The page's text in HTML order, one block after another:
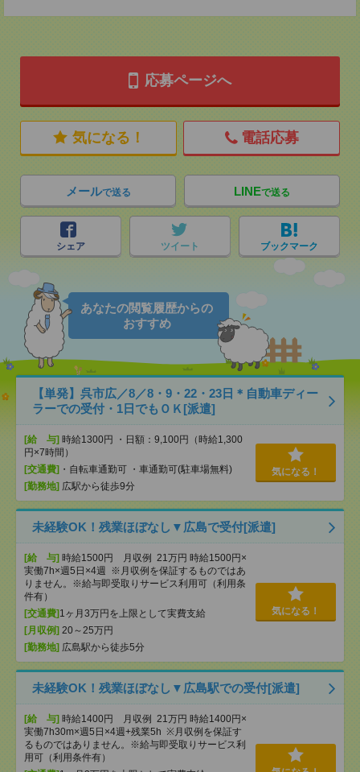
応募ページへ
気になる！ 電話応募
メールで送る LINEで送る
シェア ツイート ブックマーク
あなたの閲覧履歴からの
おすすめ
【単発】呉市広／8／8・9・22・23日＊自動車ディー
ラーでの受付・1日でもＯＫ[派遣]
[給 与] 時給1300円 ・日額：9,100円（時給1,300
円×7時間）
[交通費] ・自転車通勤可 ・車通勤可(駐車場無料)
[勤務地] 広駅から徒歩9分
気になる！
未経験OK！残業ほぼなし▼広島で受付[派遣]
[給 与] 時給1500円 月収例 21万円 時給1500円×
実働7h×週5日×4週 ※月収例を保証するものではあ
りません。※給与即受取りサービス利用可（利用条
件有）
[交通費] 1ヶ月3万円を上限として実費支給
[月収例] 20～25万円
[勤務地] 広島駅から徒歩5分
気になる！
未経験OK！残業ほぼなし▼広島駅での受付[派遣]
[給 与] 時給1400円 月収例 21万円 時給1400円×
実働7h30m×週5日×4週+残業5h ※月収例を保証す
るものではありません。※給与即受取りサービス利
用可（利用条件有）